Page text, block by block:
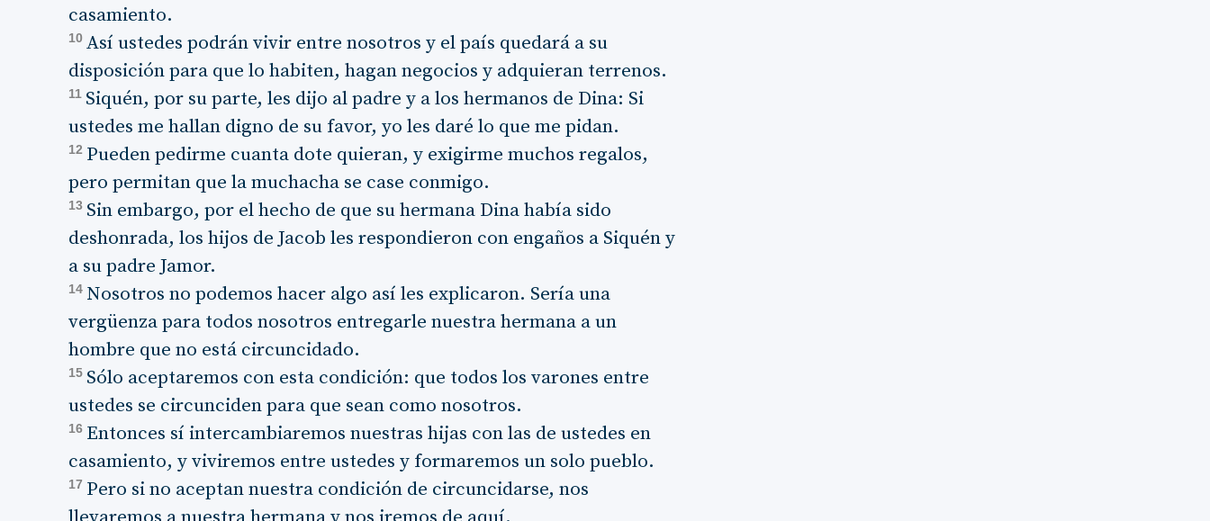
casamiento.
10 Así ustedes podrán vivir entre nosotros y el país quedará a su
disposición para que lo habiten, hagan negocios y adquieran terrenos.
11 Siquén, por su parte, les dijo al padre y a los hermanos de Dina: Si
ustedes me hallan digno de su favor, yo les daré lo que me pidan.
12 Pueden pedirme cuanta dote quieran, y exigirme muchos regalos,
pero permitan que la muchacha se case conmigo.
13 Sin embargo, por el hecho de que su hermana Dina había sido
deshonrada, los hijos de Jacob les respondieron con engaños a Siquén y
a su padre Jamor.
14 Nosotros no podemos hacer algo así les explicaron. Sería una
vergüenza para todos nosotros entregarle nuestra hermana a un
hombre que no está circuncidado.
15 Sólo aceptaremos con esta condición: que todos los varones entre
ustedes se circunciden para que sean como nosotros.
16 Entonces sí intercambiaremos nuestras hijas con las de ustedes en
casamiento, y viviremos entre ustedes y formaremos un solo pueblo.
17 Pero si no aceptan nuestra condición de circuncidarse, nos